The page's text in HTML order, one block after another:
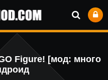
Figure! [мод: много